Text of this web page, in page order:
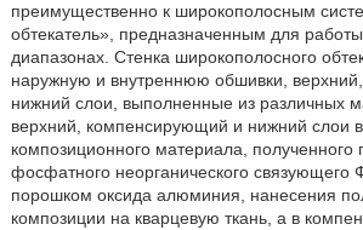
преимущественно к широкополосным
обтекатель», предназначенным для
диапазонах. Стенка широкополосного
наружную и внутреннюю обшивки,
нижний слои, выполненные из различных
верхний, компенсирующий и нижний слои
композиционного материала,
фосфатного неорганического
порошком оксида алюминия, нанесения
композиции на кварцевую ткань, а в